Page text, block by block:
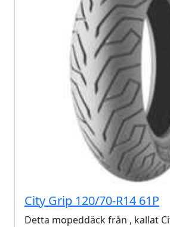
City Grip 120/70-R14 61P
Detta mopeddäck från , kallat